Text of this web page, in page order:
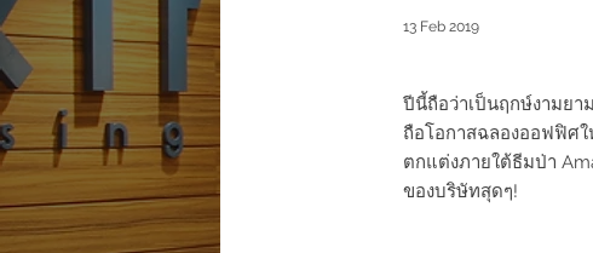
13 Feb 2019
ปีนี้ถือว่าเป็นฤกษ์งามย
ถือโอกาสฉลองออฟฟิศ
ตกแต่งภายใต้ธีมป่า
ของบริษัทสุดๆ!